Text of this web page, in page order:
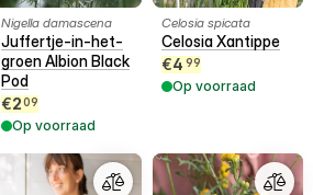
Nigella damascena
Juffertje-in-het-
groen Albion Black
Pod
€209
Op voorraad
Celosia spicata
Celosia Xantippe
€4 99
Op voorraad